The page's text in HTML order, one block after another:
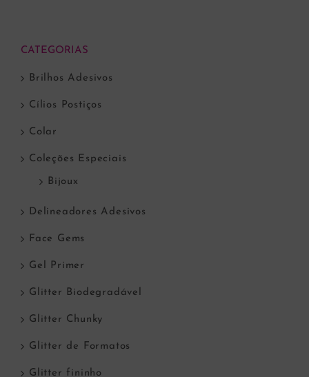
CATEGORIAS
Brilhos Adesivos
Cílios Postiços
Colar
Coleções Especiais
Bijoux
Delineadores Adesivos
Face Gems
Gel Primer
Glitter Biodegradável
Glitter Chunky
Glitter de Formatos
Glitter fininho